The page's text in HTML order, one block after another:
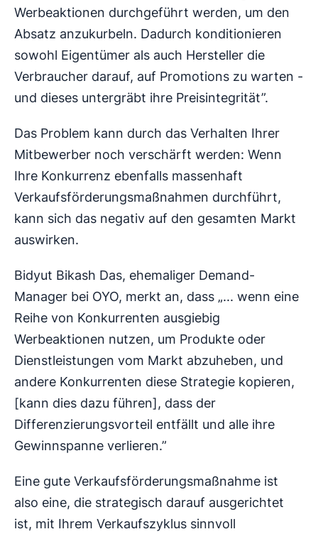
Werbeaktionen durchgeführt werden, um den
Absatz anzukurbeln. Dadurch konditionieren
sowohl Eigentümer als auch Hersteller die
Verbraucher darauf, auf Promotions zu warten -
und dieses untergräbt ihre Preisintegrität”.
Das Problem kann durch das Verhalten Ihrer
Mitbewerber noch verschärft werden: Wenn
Ihre Konkurrenz ebenfalls massenhaft
Verkaufsförderungsmaßnahmen durchführt,
kann sich das negativ auf den gesamten Markt
auswirken.
Bidyut Bikash Das, ehemaliger Demand-
Manager bei OYO, merkt an, dass „... wenn eine
Reihe von Konkurrenten ausgiebig
Werbeaktionen nutzen, um Produkte oder
Dienstleistungen vom Markt abzuheben, und
andere Konkurrenten diese Strategie kopieren,
[kann dies dazu führen], dass der
Differenzierungsvorteil entfällt und alle ihre
Gewinnspanne verlieren.”
Eine gute Verkaufsförderungsmaßnahme ist
also eine, die strategisch darauf ausgerichtet
ist, mit Ihrem Verkaufszyklus sinnvoll